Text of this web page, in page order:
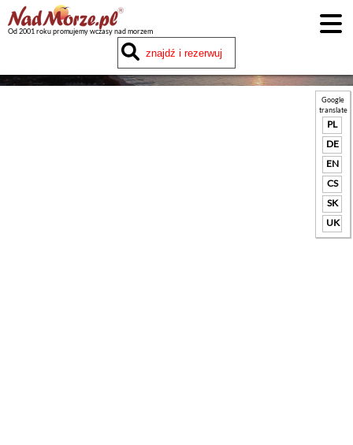
Od 2001 roku promujemy wczasy nad morzem
Google
translate
PL
DE
EN
CS
SK
UK